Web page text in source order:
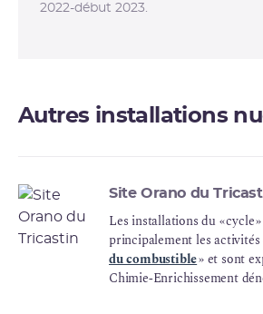
2022-début 2023.
Autres installations
Site Orano du
Les installations du « cycle
principalement les activités
du combustible» et sont
Chimie‑Enrichissement